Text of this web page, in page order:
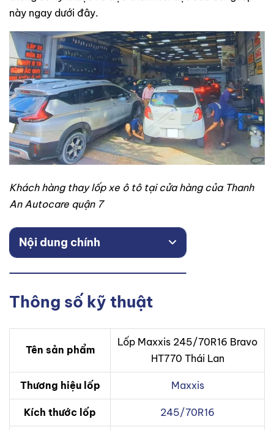
này ngay dưới đây.
Khách hàng thay lốp xe ô tô tại cửa hàng của Thanh
An Autocare quận 7
Nội dung chính
Thông số kỹ thuật
Tên sản phẩm
Lốp Maxxis 245/70R16 Bravo
HT770 Thái Lan
Thương hiệu lốp Maxxis
Kích thước lốp 245/70R16